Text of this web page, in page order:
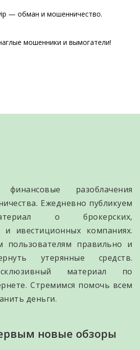
— обман и мошенничество.
мошенники и вымогатели!
финансовые разоблачения
Ежедневно публикуем
о брокерских,
и ивестиционных компаниях.
правильно и
утерянные средств.
материал по
Стремимся помочь всем
деньги.
новые обзоры